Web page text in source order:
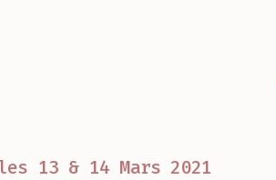
13 & 14 Mars 2021